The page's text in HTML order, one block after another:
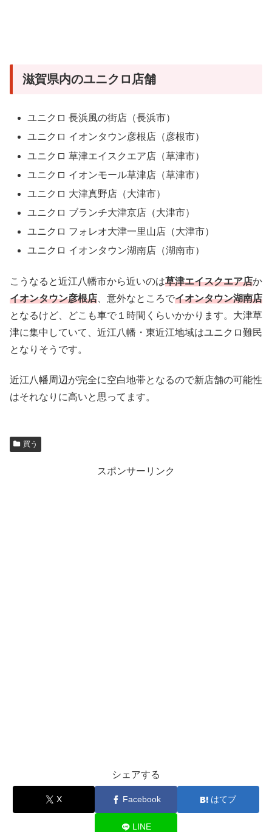
滋賀県内のユニクロ店舗
ユニクロ 長浜風の街店（長浜市）
ユニクロ イオンタウン彦根店（彦根市）
ユニクロ 草津エイスクエア店（草津市）
ユニクロ イオンモール草津店（草津市）
ユニクロ 大津真野店（大津市）
ユニクロ ブランチ大津京店（大津市）
ユニクロ フォレオ大津一里山店（大津市）
ユニクロ イオンタウン湖南店（湖南市）
こうなると近江八幡市から近いのは草津エイスクエア店か
イオンタウン彦根店 、意外なところでイオンタウン湖南店
となるけど、どこも車で１時間くらいかかります。大津草
津に集中していて、近江八幡・東近江地域はユニクロ難民
となりそうです。
近江八幡周辺が完全に空白地帯となるので新店舗の可能性
はそれなりに高いと思ってます。
買う
スポンサーリンク
シェアする
X Facebook はてブ
LINE